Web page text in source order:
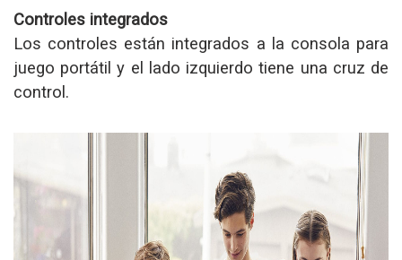
Controles integrados
Los controles están integrados a la consola para
juego portátil y el lado izquierdo tiene una cruz de
control.